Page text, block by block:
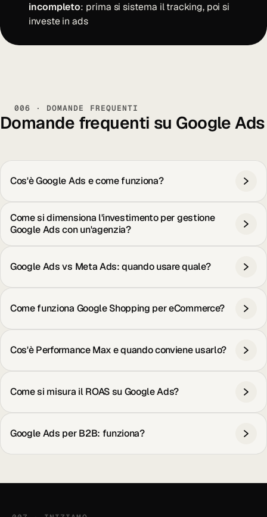
incompleto: prima si sistema il tracking, poi si
investe in ads
006 · DOMANDE FREQUENTI
Domande frequenti su Google Ads
Cos'è Google Ads e come funziona?
Come si dimensiona l'investimento per gestione
Google Ads con un'agenzia?
Google Ads vs Meta Ads: quando usare quale?
Come funziona Google Shopping per eCommerce?
Cos'è Performance Max e quando conviene usarlo?
Come si misura il ROAS su Google Ads?
Google Ads per B2B: funziona?